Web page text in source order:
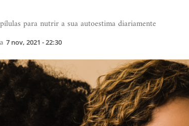
para nutrir a sua autoestima diariamente
7 nov, 2021 - 22:30